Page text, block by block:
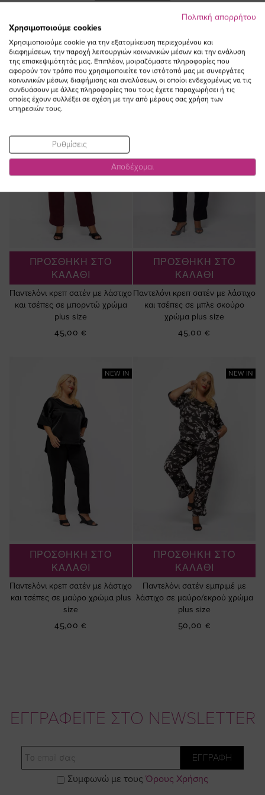
NEW IN
ΠΡΟΣΘΗΚΗ ΣΤΟ
ΚΑΛΑΘΙ
Παντελόνι κρεπ σατέν με λάστιχο
και τσέπες σε μπορντώ χρώμα
plus size
45,00 €
NEW IN
ΠΡΟΣΘΗΚΗ ΣΤΟ
ΚΑΛΑΘΙ
Παντελόνι κρεπ σατέν με λάστιχο
και τσέπες σε μπλε σκούρο
χρώμα plus size
45,00 €
NEW IN
ΠΡΟΣΘΗΚΗ ΣΤΟ
ΚΑΛΑΘΙ
Παντελόνι κρεπ σατέν με λάστιχο
και τσέπες σε μαύρο χρώμα plus
size
45,00 €
NEW IN
ΠΡΟΣΘΗΚΗ ΣΤΟ
ΚΑΛΑΘΙ
Παντελόνι σατέν εμπριμέ με
λάστιχο σε μαύρο/εκρού χρώμα
plus size
50,00 €
ΔΕΙΤΕ ΕΠΙΣΗΣ
ΕΓΓΡΑΦΕΙΤΕ ΣΤΟ NEWSLETTER
Email
ΕΓΓΡΑΦΗ
Συμφωνώ με τους Όρους Χρήσης
Πολιτική απορρήτου
Χρησιμοποιούμε cookies
Χρησιμοποιούμε cookie για την εξατομίκευση περιεχομένου και
διαφημίσεων, την παροχή λειτουργιών κοινωνικών μέσων και την ανάλυση
της επισκεψιμότητάς μας. Επιπλέον, μοιραζόμαστε πληροφορίες που
αφορούν τον τρόπο που χρησιμοποιείτε τον ιστότοπό μας με συνεργάτες
κοινωνικών μέσων, διαφήμισης και αναλύσεων, οι οποίοι ενδεχομένως να τις
συνδυάσουν με άλλες πληροφορίες που τους έχετε παραχωρήσει ή τις
οποίες έχουν συλλέξει σε σχέση με την από μέρους σας χρήση των
υπηρεσιών τους.
Ρυθμίσεις
Αποδέχομαι